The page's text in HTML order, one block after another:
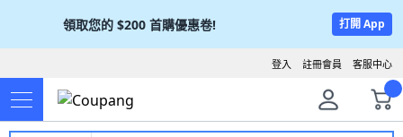
領取您的 $200 首購優惠卷! 打開 App
客服中心
註冊會員
登入